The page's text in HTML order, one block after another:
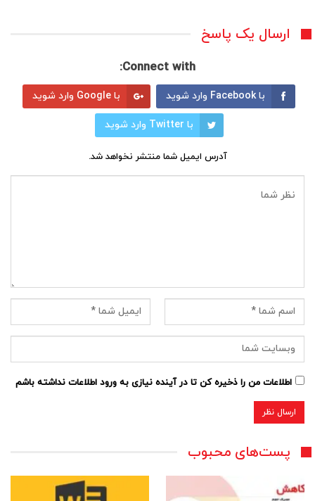
ارسال یک پاسخ
Connect with:
با Facebook وارد شوید با Google وارد شوید
با Twitter وارد شوید
آدرس ایمیل شما منتشر نخواهد شد.
اطلاعات من را ذخیره کن تا در آینده نیازی به ورود اطلاعات نداشته باشم
پست‌های محبوب